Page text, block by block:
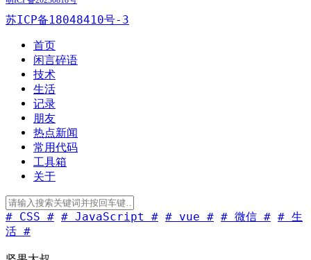
苏ICP备18048410号-3
首页
闲言碎语
技术
生活
记录
朋友
热点新闻
常用代码
工具箱
关于
# CSS # # JavaScript # # vue # # 微信 # # 生
活 #